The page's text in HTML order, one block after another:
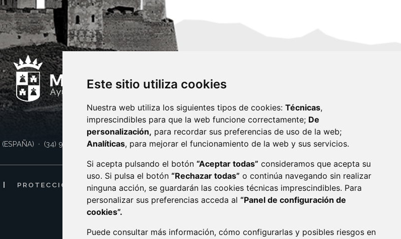
Este sitio utiliza cookies
Nuestra web utiliza los siguientes tipos de cookies: Técnicas,
imprescindibles para que la web funcione correctamente; De
personalización, para recordar sus preferencias de uso de la web;
Analíticas, para mejorar el funcionamiento de la web y sus servicios.
Si acepta pulsando el botón “Aceptar todas” consideramos que acepta su
uso. Si pulsa el botón “Rechazar todas” o continúa navegando sin realizar
ninguna acción, se guardarán las cookies técnicas imprescindibles. Para
personalizar sus preferencias acceda al “Panel de configuración de
cookies”.
Puede consultar más información, cómo configurarlas y posibles riesgos en
(ESPAÑA) · (34) 974 400 700 ·sac@monzon.es monzon.es
PROTECCIÓN DE DATOS POLÍTICA DE COOKIES
ACCESIBILIDAD